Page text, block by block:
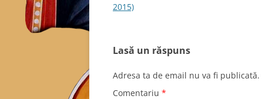
în
2015)
Lasă un răspuns
Adresa ta de email nu va fi publicată.
Comentariu *